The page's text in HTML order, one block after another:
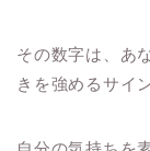
その数字は、あ
きを強めるサイ